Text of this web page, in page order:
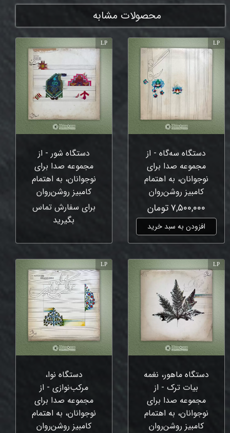
محصولات مشابه
دستگاه سه‌گاه - از
مجموعه صدا برای
نوجوانان، به اهتمام
کامبیز روشن‌روان
۷,۵۰۰,۰۰۰ تومان
افزودن به سبد خرید
LP
دستگاه شور - از
مجموعه صدا برای
نوجوانان، به اهتمام
کامبیز روشن‌روان
برای سفارش تماس
بگیرید
LP
دستگاه ماهور، نغمه
بیات ترک - از
مجموعه صدا برای
نوجوانان، به اهتمام
کامبیز روشن‌روان
LP
دستگاه نوا،
مرکب‌نوازی - از
مجموعه صدا برای
نوجوانان، به اهتمام
کامبیز روشن‌روان
LP